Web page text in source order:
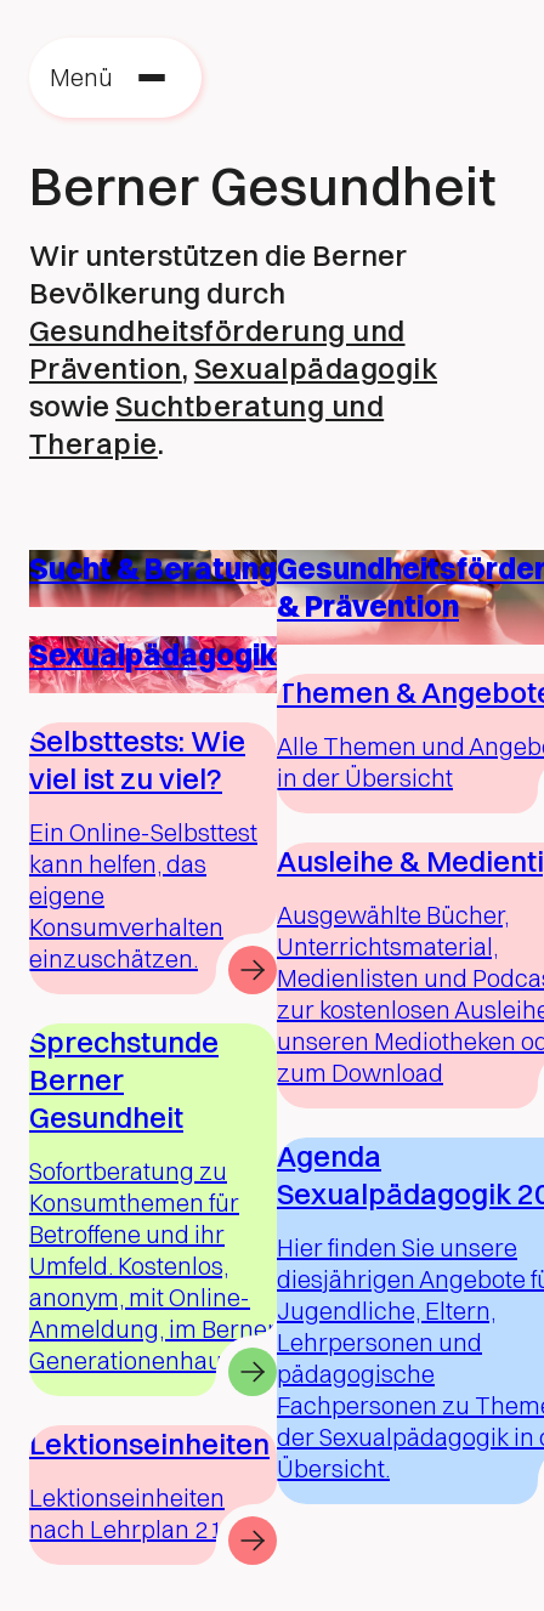
Menü
Berner Gesundheit
Wir unterstützen die Berner
Bevölkerung durch
Gesundheitsförderung und
Prävention, Sexualpädagogik
sowie Suchtberatung und
Therapie.
Sucht & Beratung
Sexualpädagogik
Selbsttests: Wie
viel ist zu viel?
Ein Online-Selbsttest
kann helfen, das
eigene
Konsumverhalten
einzuschätzen.
Sprechstunde
Berner
Gesundheit
Sofortberatung zu
Konsumthemen für
Betroffene und ihr
Umfeld. Kostenlos,
anonym, mit Online-
Anmeldung, im Berner
Generationenhaus.
Lektionseinheiten
Lektionseinheiten
nach Lehrplan 21
& Prävention
Themen &
Alle Themen und
in der Übersicht
Ausleihe &
Ausgewählte Bücher,
Unterrichtsmaterial,
Medienlisten und
zur kostenlosen
unseren Mediotheken
zum Download
Agenda
Sexualpädagogik
Hier finden Sie unsere
diesjährigen Angebote
Jugendliche, Eltern,
Lehrpersonen und
pädagogische
Fachpersonen zu
der Sexualpädagogik in
Übersicht.